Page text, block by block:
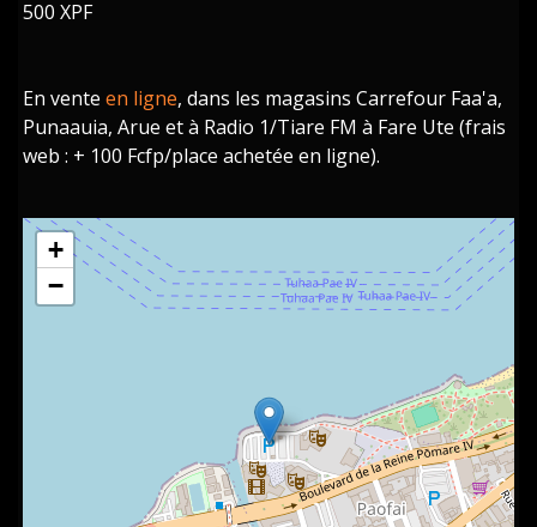
500 XPF
En venteen ligne, dans les magasins Carrefour Faa'a,
Punaauia, Arue et à Radio 1/Tiare FM à Fare Ute (frais
web : + 100 Fcfp/place achetée en ligne).
+
−